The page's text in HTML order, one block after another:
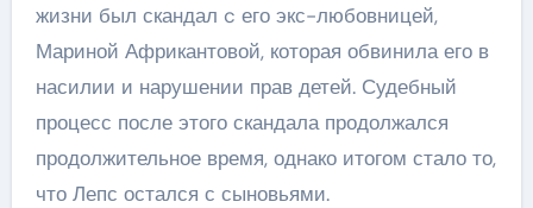
жизни был скандал c его экс-любовницей,
Мариной Африкантовой, которая обвинила его в
насилии и нарушении прав детей. Судебный
процесс после этого скандала продолжался
продолжительное время, однако итогом стало то,
что Лепс остался с сыновьями.